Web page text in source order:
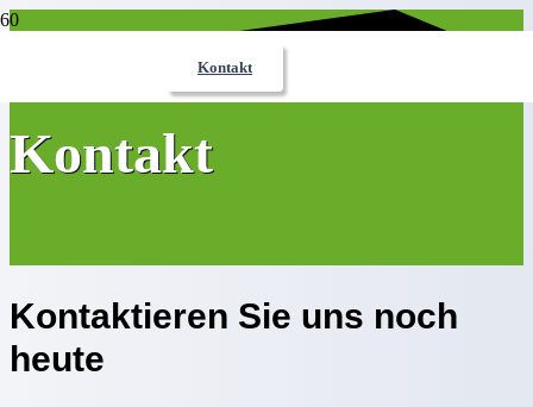
Kontakt
Kontakt
Kontaktieren Sie uns noch
heute